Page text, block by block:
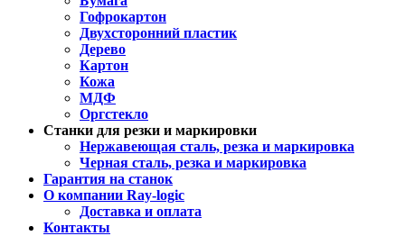
Гофрокартон
Двухсторонний пластик
Дерево
Картон
Кожа
МДФ
Оргстекло
Станки для резки и маркировки
Нержавеющая сталь, резка и маркировка
Черная сталь, резка и маркировка
Гарантия на станок
О компании Ray-logic
Доставка и оплата
Контакты